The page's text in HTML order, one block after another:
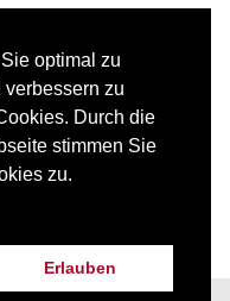
optimal zu
zu
Durch die
stimmen Sie
zu.
Erlauben